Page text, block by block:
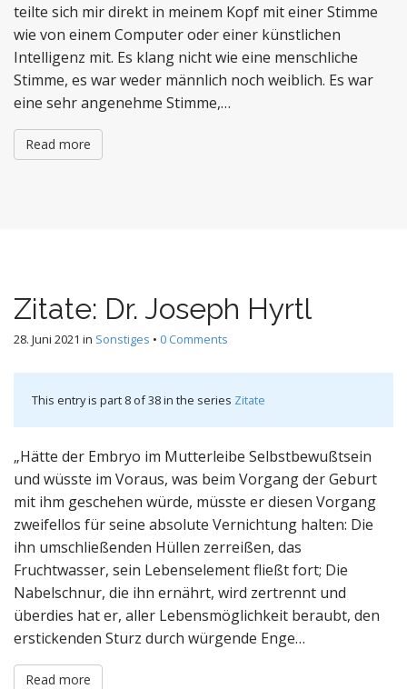
teilte sich mir direkt in meinem Kopf mit einer Stimme
wie von einem Computer oder einer künstlichen
Intelligenz mit. Es klang nicht wie eine menschliche
Stimme, es war weder männlich noch weiblich. Es war
eine sehr angenehme Stimme,…
Read more
Zitate: Dr. Joseph Hyrtl
28. Juni 2021 in Sonstiges • 0 Comments
This entry is part 8 of 38 in the series Zitate
„Hätte der Embryo im Mutterleibe Selbstbewußtsein
und wüsste im Voraus, was beim Vorgang der Geburt
mit ihm geschehen würde, müsste er diesen Vorgang
zweifellos für seine absolute Vernichtung halten: Die
ihn umschließenden Hüllen zerreißen, das
Fruchtwasser, sein Lebenselement fließt fort; Die
Nabelschnur, die ihn ernährt, wird zertrennt und
überdies hat er, aller Lebensmöglichkeit beraubt, den
erstickenden Sturz durch würgende Enge…
Read more